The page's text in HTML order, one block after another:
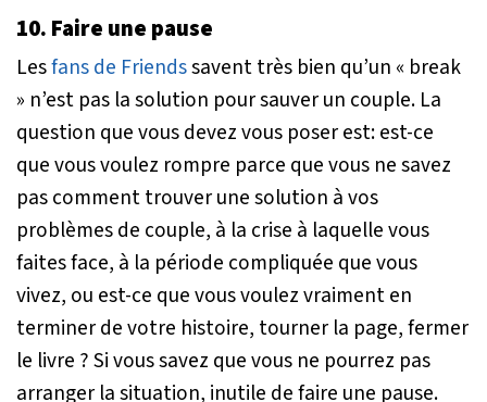
10. Faire une pause
Lesfans de Friendssavent très bien qu’un « break
» n’est pas la solution pour sauver un couple. La
question que vous devez vous poser est: est-ce
que vous voulez rompre parce que vous ne savez
pas comment trouver une solution à vos
problèmes de couple, à la crise à laquelle vous
faites face, à la période compliquée que vous
vivez, ou est-ce que vous voulez vraiment en
terminer de votre histoire, tourner la page, fermer
le livre ? Si vous savez que vous ne pourrez pas
arranger la situation, inutile de faire une pause.